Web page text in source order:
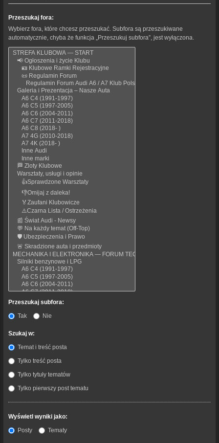
Przeszukaj fora:
Wybierz fora, które chcesz przeszukać. Subfora są przeszukiwane
automatycznie, chyba że funkcja „Przeszukuj subfora”, jest wyłączona.
Przeszukaj subfora:
Tak
Nie
Szukaj w:
Temat i treść posta
Tylko treść posta
Tylko tytuły tematów
Tylko pierwszy post tematu
Wyświetl wyniki jako:
Posty
Tematy